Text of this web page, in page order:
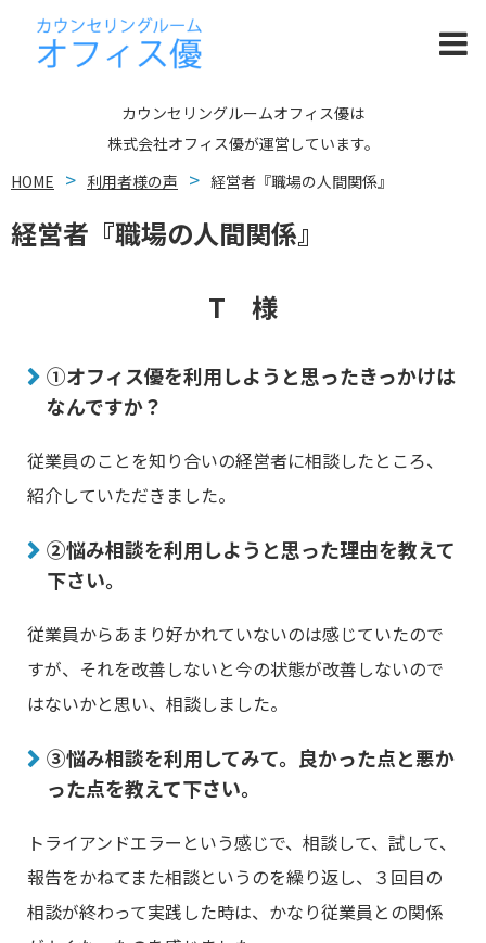
カウンセリングルームオフィス優は
株式会社オフィス優が運営しています。
経営者『職場の人間関係』
HOME 利用者様の声 経営者『職場の人間関係』
T 様
①オフィス優を利用しようと思ったきっかけは
なんですか？
従業員のことを知り合いの経営者に相談したところ、
紹介していただきました。
②悩み相談を利用しようと思った理由を教えて
下さい。
従業員からあまり好かれていないのは感じていたので
すが、それを改善しないと今の状態が改善しないので
はないかと思い、相談しました。
③悩み相談を利用してみて。良かった点と悪か
った点を教えて下さい。
トライアンドエラーという感じで、相談して、試して、
報告をかねてまた相談というのを繰り返し、３回目の
相談が終わって実践した時は、かなり従業員との関係